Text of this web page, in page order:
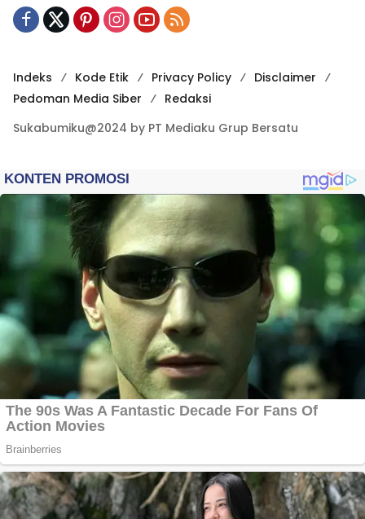
Indeks Kode Etik Privacy Policy
Disclaimer
Pedoman Media Siber
Redaksi
Sukabumiku@2024 by PT Mediaku Grup Bersatu